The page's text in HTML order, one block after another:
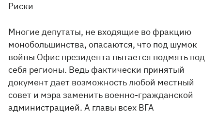
Риски
Многие депутаты, не входящие во фракцию
монобольшинства, опасаются, что под шумок
войны Офис президента пытается подмять под
себя регионы. Ведь фактически принятый
документ дает возможность любой местный
совет и мэра заменить военно-гражданской
администрацией. А главы всех ВГА